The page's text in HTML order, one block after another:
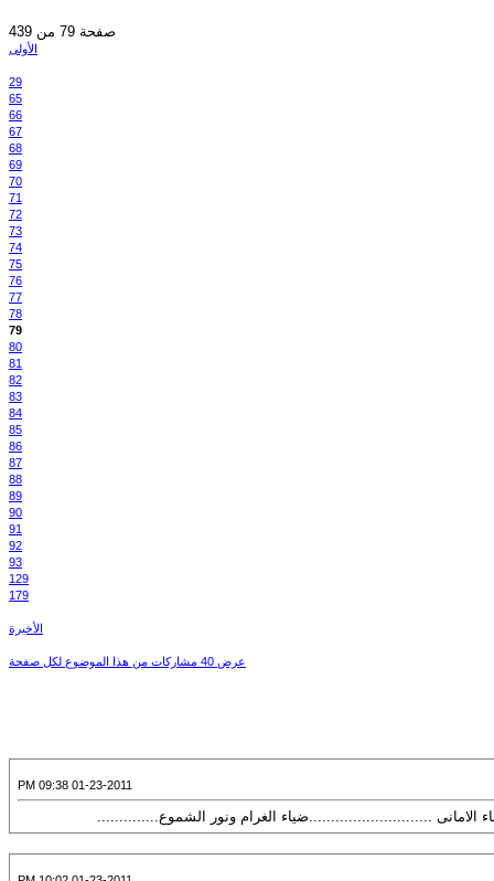
صفحة 79 من 439
الأولى
29
65
66
67
68
69
70
71
72
73
74
75
76
77
78
79
80
81
82
83
84
85
86
87
88
89
90
91
92
93
129
179
الأخيرة
عرض 40 مشاركات من هذا الموضوع لكل صفحة
01-23-2011 09:38 PM
الامانى ............................ضياء الغرام ونور الشموع..............